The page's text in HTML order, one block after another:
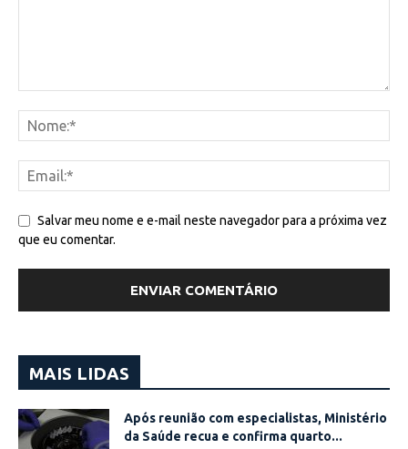
Salvar meu nome e e-mail neste navegador para a próxima vez
que eu comentar.
MAIS LIDAS
Após reunião com especialistas, Ministério
da Saúde recua e confirma quarto...